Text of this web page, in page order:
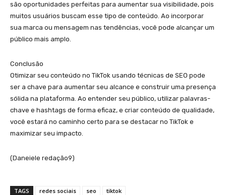
são oportunidades perfeitas para aumentar sua visibilidade, pois
muitos usuários buscam esse tipo de conteúdo. Ao incorporar
sua marca ou mensagem nas tendências, você pode alcançar um
público mais amplo.
Conclusão
Otimizar seu conteúdo no TikTok usando técnicas de SEO pode
ser a chave para aumentar seu alcance e construir uma presença
sólida na plataforma. Ao entender seu público, utilizar palavras-
chave e hashtags de forma eficaz, e criar conteúdo de qualidade,
você estará no caminho certo para se destacar no TikTok e
maximizar seu impacto.
(Daneiele redação9)
TAGS redes sociais seo tiktok